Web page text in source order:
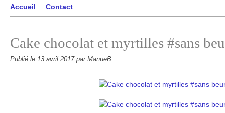
Accueil Contact
Cake chocolat et myrtilles #sans
Publié le 13 avril 2017 par ManueB